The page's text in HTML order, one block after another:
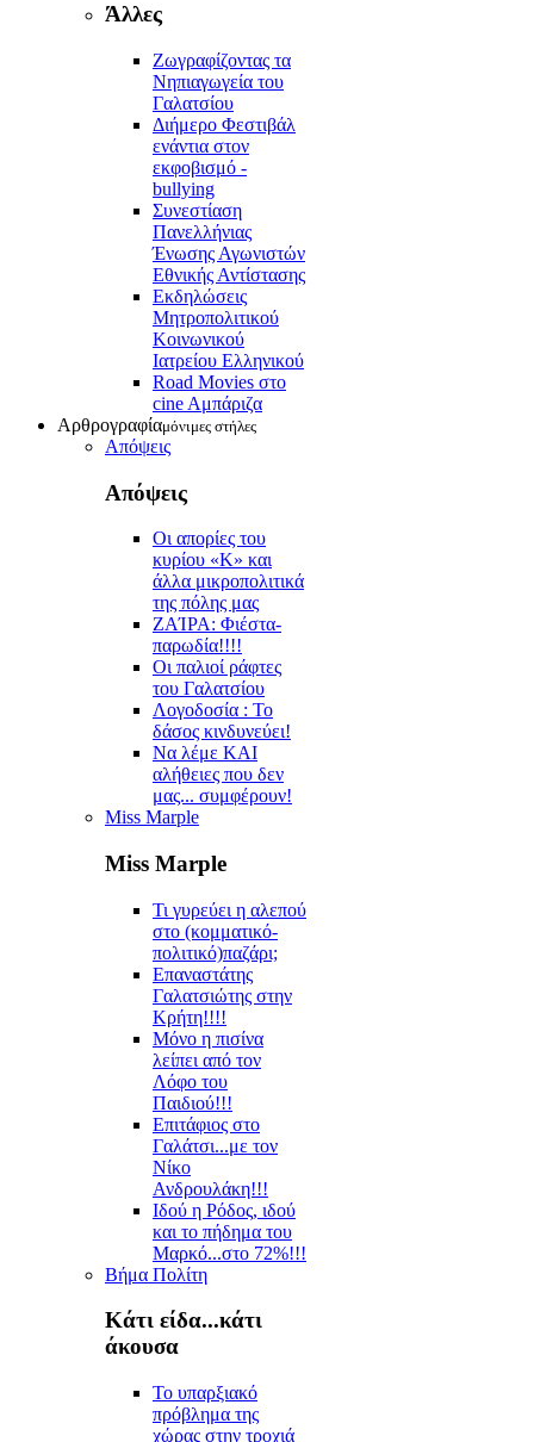
Άλλες
Ζωγραφίζοντας τα
Νηπιαγωγεία του
Γαλατσίου
Διήμερο Φεστιβάλ
ενάντια στον
εκφοβισμό -
bullying
Συνεστίαση
Πανελλήνιας
Ένωσης Αγωνιστών
Εθνικής Αντίστασης
Εκδηλώσεις
Μητροπολιτικού
Κοινωνικού
Ιατρείου Ελληνικού
Road Movies στο
cine Aμπάριζα
Αρθρογραφίαμόνιμες στήλες
Απόψεις
Απόψεις
Οι απορίες του
κυρίου «Κ» και
άλλα μικροπολιτικά
της πόλης μας
ZAΊΡΑ: Φιέστα-
παρωδία!!!!
Οι παλιοί ράφτες
του Γαλατσίου
Λογοδοσία : Το
δάσος κινδυνεύει!
Να λέμε ΚΑΙ
αλήθειες που δεν
μας... συμφέρουν!
Miss Marple
Miss Marple
Τι γυρεύει η αλεπού
στο (κομματικό-
πολιτικό)παζάρι;
Επαναστάτης
Γαλατσιώτης στην
Κρήτη!!!!
Μόνο η πισίνα
λείπει από τον
Λόφο του
Παιδιού!!!
Επιτάφιος στο
Γαλάτσι...με τον
Νίκο
Ανδρουλάκη!!!
Ιδού η Ρόδος, ιδού
και το πήδημα του
Μαρκό...στο 72%!!!
Βήμα Πολίτη
Κάτι είδα...κάτι
άκουσα
Το υπαρξιακό
πρόβλημα της
χώρας στην τροχιά